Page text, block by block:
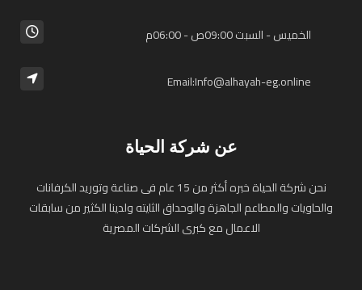
الخميس - السبت 09:00ص - 06:00م
Email:Info@alhayah-eg.online
عن شركة الحياة
نحن شركة الحياة خبره أكثر من 15 عام فى صناعة وتوريد الكرفانات
والحاويات والمطاعم الجاهزة والوحداق الثايته ولدينا الكثير من سابقات
الاعمال مع كبرى الشركات المصرية